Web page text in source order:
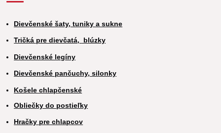
Dievčenské šaty, tuniky a sukne
Tričká pre dievčatá, blúzky
Dievčenské legíny
Dievčenské pančuchy, silonky
Košele chlapčenské
Obliečky do postieľky
Hračky pre chlapcov